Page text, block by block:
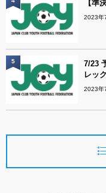
【準
2023年
7/23
レッ
2023年
5